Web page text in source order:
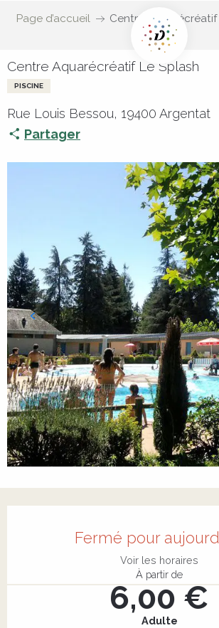
Page d’accueil Centre Aquarécréatif
Centre Aquarécréatif Le Splash
PISCINE
Rue Louis Bessou, 19400 Argentat
Partager
Fermé pour
Voir les horaires
À partir de
6,00 €
Adulte